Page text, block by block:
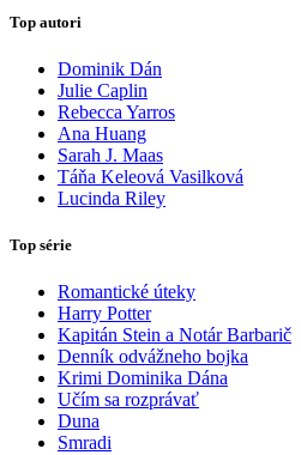
Top autori
Dominik Dán
Julie Caplin
Rebecca Yarros
Ana Huang
Sarah J. Maas
Táňa Keleová Vasilková
Lucinda Riley
Top série
Romantické úteky
Harry Potter
Kapitán Stein a Notár Barbarič
Denník odvážneho bojka
Krimi Dominika Dána
Učím sa rozprávať
Duna
Smradi